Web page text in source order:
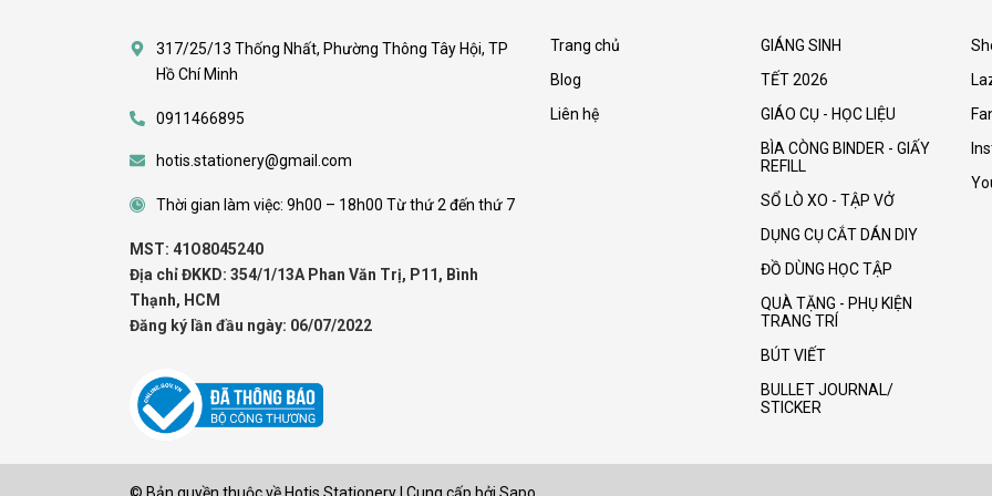
317/25/13 Thống Nhất, Phường Thông Tây Hội, TP
Hồ Chí Minh
0911466895
hotis.stationery@gmail.com
Thời gian làm việc: 9h00 – 18h00 Từ thứ 2 đến thứ 7
MST: 41O8045240
Địa chỉ ĐKKD: 354/1/13A Phan Văn Trị, P11, Bình
Thạnh, HCM
Đăng ký lần đầu ngày: 06/07/2022
Trang chủ
Blog
Liên hệ
GIÁNG SINH
TẾT 2026
GIÁO CỤ - HỌC LIỆU
BÌA CÒNG BINDER - GIẤY
REFILL
SỔ LÒ XO - TẬP VỞ
DỤNG CỤ CẮT DÁN DIY
ĐỒ DÙNG HỌC TẬP
QUÀ TẶNG - PHỤ KIỆN
TRANG TRÍ
BÚT VIẾT
BULLET JOURNAL/
STICKER